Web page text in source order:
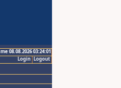
08.08.2026 03:24:01
Logout
Login